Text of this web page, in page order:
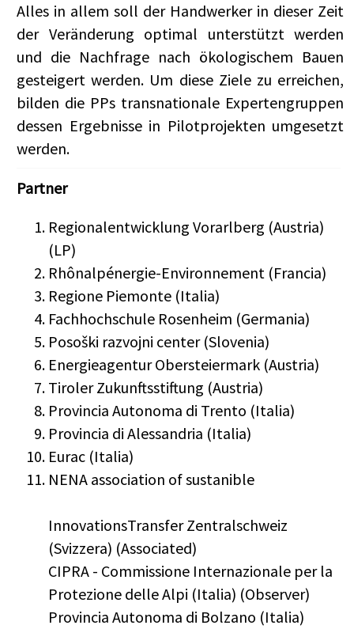
Alles in allem soll der Handwerker in dieser Zeit
der Veränderung optimal unterstützt werden
und die Nachfrage nach ökologischem Bauen
gesteigert werden. Um diese Ziele zu erreichen,
bilden die PPs transnationale Expertengruppen
dessen Ergebnisse in Pilotprojekten umgesetzt
werden.
Partner
Regionalentwicklung Vorarlberg (Austria)
(LP)
Rhônalpénergie-Environnement (Francia)
Regione Piemonte (Italia)
Fachhochschule Rosenheim (Germania)
Posoški razvojni center (Slovenia)
Energieagentur Obersteiermark (Austria)
Tiroler Zukunftsstiftung (Austria)
Provincia Autonoma di Trento (Italia)
Provincia di Alessandria (Italia)
Eurac (Italia)
NENA association of sustanible
InnovationsTransfer Zentralschweiz
(Svizzera) (Associated)
CIPRA - Commissione Internazionale per la
Protezione delle Alpi (Italia) (Observer)
Provincia Autonoma di Bolzano (Italia)